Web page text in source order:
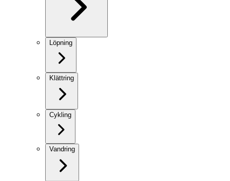
Löpning
Klättring
Cykling
Vandring